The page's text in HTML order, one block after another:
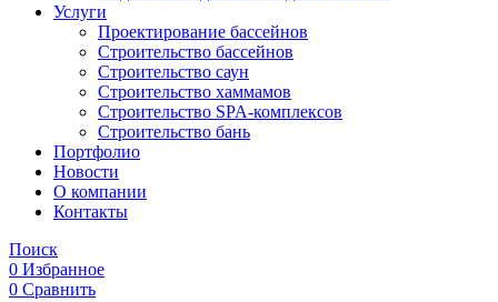
Услуги
Проектирование бассейнов
Строительство бассейнов
Строительство саун
Строительство хаммамов
Строительство SPA-комплексов
Строительство бань
Портфолио
Новости
O компании
Контакты
Поиск
0 Избранное
0 Сравнить